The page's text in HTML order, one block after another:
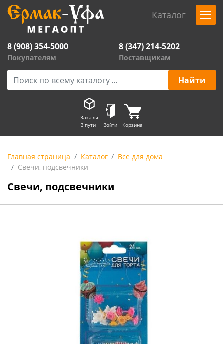
Каталог
8 (908) 354-5000
Покупателям
8 (347) 214-5202
Поставщикам
Заказы
В пути
Войти Корзина
Главная страница Каталог
Все для дома
Свечи, подсвечники
Свечи, подсвечники